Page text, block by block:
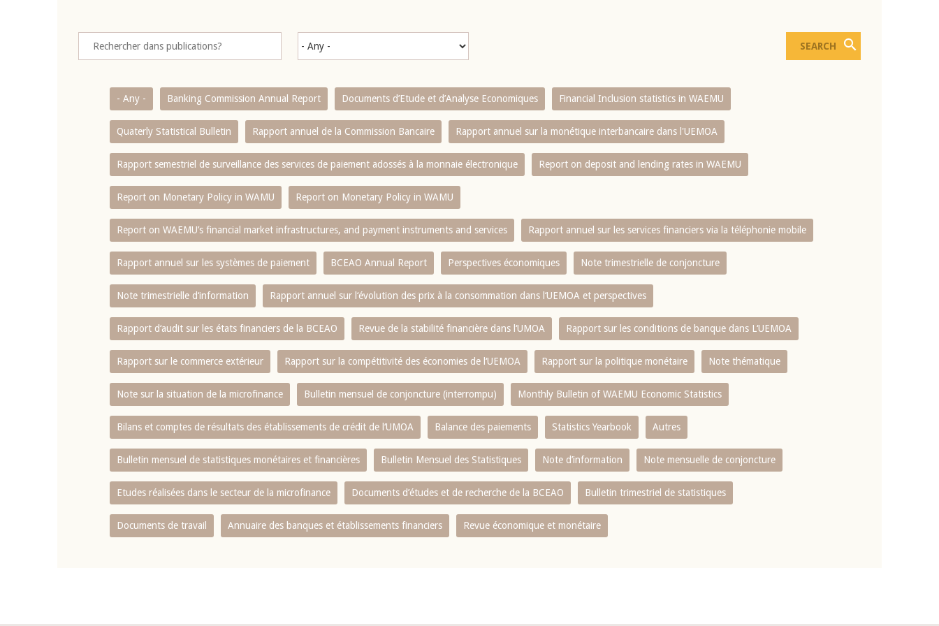
- Any - Banking Commission Annual Report Documents d’Etude et d’Analyse Economiques Financial Inclusion statistics in WAEMU
Quaterly Statistical Bulletin Rapport annuel de la Commission Bancaire Rapport annuel sur la monétique interbancaire dans l'UEMOA
Rapport semestriel de surveillance des services de paiement adossés à la monnaie électronique Report on deposit and lending rates in WAEMU
Report on Monetary Policy in WAMU Report on Monetary Policy in WAMU
Report on WAEMU’s financial market infrastructures, and payment instruments and services Rapport annuel sur les services financiers via la téléphonie mobile
Rapport annuel sur les systèmes de paiement BCEAO Annual Report Perspectives économiques Note trimestrielle de conjoncture
Note trimestrielle d‘information Rapport annuel sur l‘évolution des prix à la consommation dans l‘UEMOA et perspectives
Rapport d‘audit sur les états financiers de la BCEAO Revue de la stabilité financière dans l‘UMOA Rapport sur les conditions de banque dans L‘UEMOA
Rapport sur le commerce extérieur Rapport sur la compétitivité des économies de l‘UEMOA Rapport sur la politique monétaire Note thématique
Note sur la situation de la microfinance Bulletin mensuel de conjoncture (interrompu) Monthly Bulletin of WAEMU Economic Statistics
Bilans et comptes de résultats des établissements de crédit de l‘UMOA Balance des paiements Statistics Yearbook Autres
Bulletin mensuel de statistiques monétaires et financières Bulletin Mensuel des Statistiques Note d’information Note mensuelle de conjoncture
Etudes réalisées dans le secteur de la microfinance Documents d’études et de recherche de la BCEAO Bulletin trimestriel de statistiques
Documents de travail Annuaire des banques et établissements financiers Revue économique et monétaire